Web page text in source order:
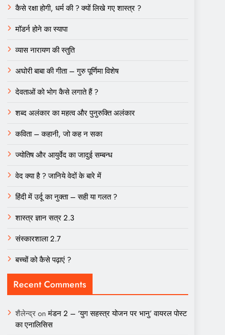
कैसे रक्षा होगी, धर्म की ? क्यों लिखे गए शास्त्र ?
मॉडर्न होने का स्यापा
व्यास नारायण की स्तुति
अघोरी बाबा की गीता – गुरु पूर्णिमा विशेष
देवताओं को भोग कैसे लगाते हैं ?
शब्द अलंकार का महत्व और पुनुरुक्ति अलंकार
कविता – कहानी, जो कह न सका
ज्योतिष और आयुर्वेद का जादुई सम्बन्ध
वेद क्या है ? जानिये वेदों के बारे में
हिंदी में उर्दू का नुक्ता – सही या गलत ?
शास्त्र ज्ञान सत्र 2.3
संस्कारशाला 2.7
बच्चों को कैसे पढ़ाएं ?
Recent Comments
शैलेन्द्रonमंडन 2 – ‘युग सहस्त्र योजन पर भानु’ वायरल पोस्ट
का एनालिसिस